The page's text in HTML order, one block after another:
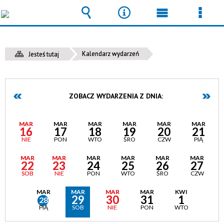
Jesteś tutaj Kalendarz wydarzeń
ZOBACZ WYDARZENIA Z DNIA:
MAR
16
NIE
MAR
17
PON
MAR
18
WTO
MAR
19
ŚRO
MAR
20
CZW
MAR
21
PIĄ
MAR
22
SOB
MAR
23
NIE
MAR
24
PON
MAR
25
WTO
MAR
26
ŚRO
MAR
27
CZW
MAR
28
PIĄ
MAR
29
SOB
MAR
30
NIE
MAR
31
PON
KWI
1
WTO
Wyszukiwarka
Narzędzia
Menu